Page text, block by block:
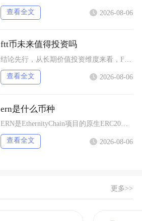
查看全文 2026-08-06
ftt币未来值得投资吗
查看全文 2026-08-06
ern是什么币种
ERN是EthernityChain项目的原生ERC20代币，主打合规授权NFT赛道，聚焦
查看全文 2026-08-06
更多>>